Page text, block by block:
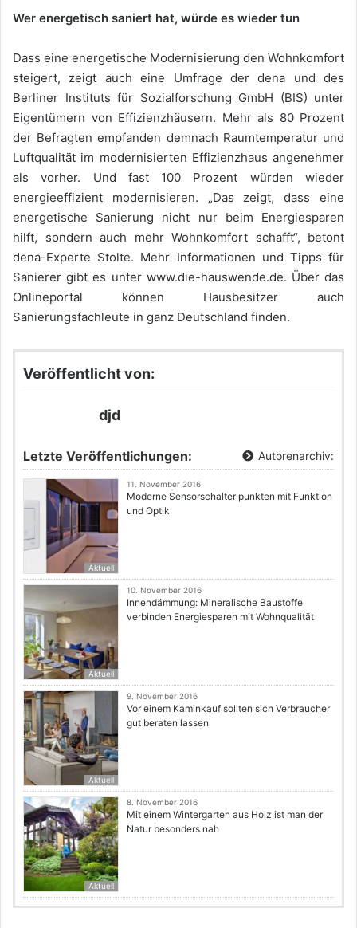
Wer energetisch saniert hat, würde es wieder tun
Dass eine energetische Modernisierung den Wohnkomfort
steigert, zeigt auch eine Umfrage der dena und des
Berliner Instituts für Sozialforschung GmbH (BIS) unter
Eigentümern von Effizienzhäusern. Mehr als 80 Prozent
der Befragten empfanden demnach Raumtemperatur und
Luftqualität im modernisierten Effizienzhaus angenehmer
als vorher. Und fast 100 Prozent würden wieder
energieeffizient modernisieren. „Das zeigt, dass eine
energetische Sanierung nicht nur beim Energiesparen
hilft, sondern auch mehr Wohnkomfort schafft“, betont
dena-Experte Stolte. Mehr Informationen und Tipps für
Sanierer gibt es unter www.die-hauswende.de. Über das
Onlineportal können Hausbesitzer auch
Sanierungsfachleute in ganz Deutschland finden.
Veröffentlicht von:
djd
Letzte Veröffentlichungen: Autorenarchiv:
Aktuell
11. November 2016
Moderne Sensorschalter punkten mit Funktion
und Optik
Aktuell
10. November 2016
Innendämmung: Mineralische Baustoffe
verbinden Energiesparen mit Wohnqualität
Aktuell
9. November 2016
Vor einem Kaminkauf sollten sich Verbraucher
gut beraten lassen
Aktuell
8. November 2016
Mit einem Wintergarten aus Holz ist man der
Natur besonders nah